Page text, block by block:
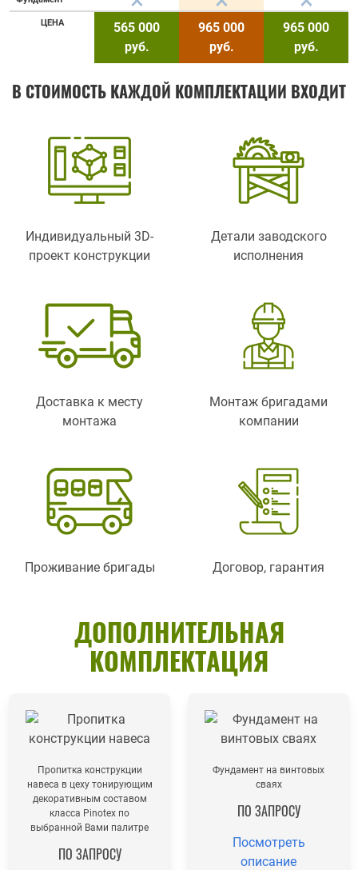
ЦЕНА
565 000
руб.
965 000
руб.
965 000
руб.
В СТОИМОСТЬ КАЖДОЙ КОМПЛЕКТАЦИИ ВХОДИТ
Индивидуальный 3D-
проект конструкции
Детали заводского
исполнения
Доставка к месту
монтажа
Монтаж бригадами
компании
Проживание бригады Договор, гарантия
ДОПОЛНИТЕЛЬНАЯ
КОМПЛЕКТАЦИЯ
Пропитка конструкции
навеса в цеху тонирующим
декоративным составом
класса Pinotex по
выбранной Вами палитре
ПО ЗАПРОСУ
Фундамент на винтовых
сваях
ПО ЗАПРОСУ
Посмотреть
описание